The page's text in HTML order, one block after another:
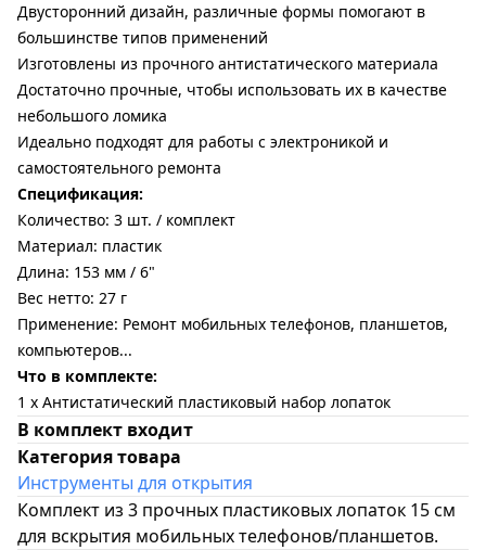
Двусторонний дизайн, различные формы помогают в
большинстве типов применений
Изготовлены из прочного антистатического материала
Достаточно прочные, чтобы использовать их в качестве
небольшого ломика
Идеально подходят для работы с электроникой и
самостоятельного ремонта
Спецификация:
Количество: 3 шт. / комплект
Материал: пластик
Длина: 153 мм / 6"
Вес нетто: 27 г
Применение: Ремонт мобильных телефонов, планшетов,
компьютеров...
Что в комплекте:
1 x Антистатический пластиковый набор лопаток
В комплект входит
Категория товара
Инструменты для открытия
Комплект из 3 прочных пластиковых лопаток 15 см
для вскрытия мобильных телефонов/планшетов.